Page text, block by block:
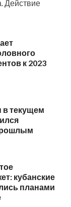
Действие
к 2023
текущем
кубанские
планами